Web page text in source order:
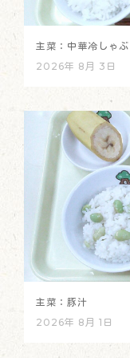
主菜：中華冷しゃぶ
2026年 8月 3日
主菜：豚汁
2026年 8月 1日